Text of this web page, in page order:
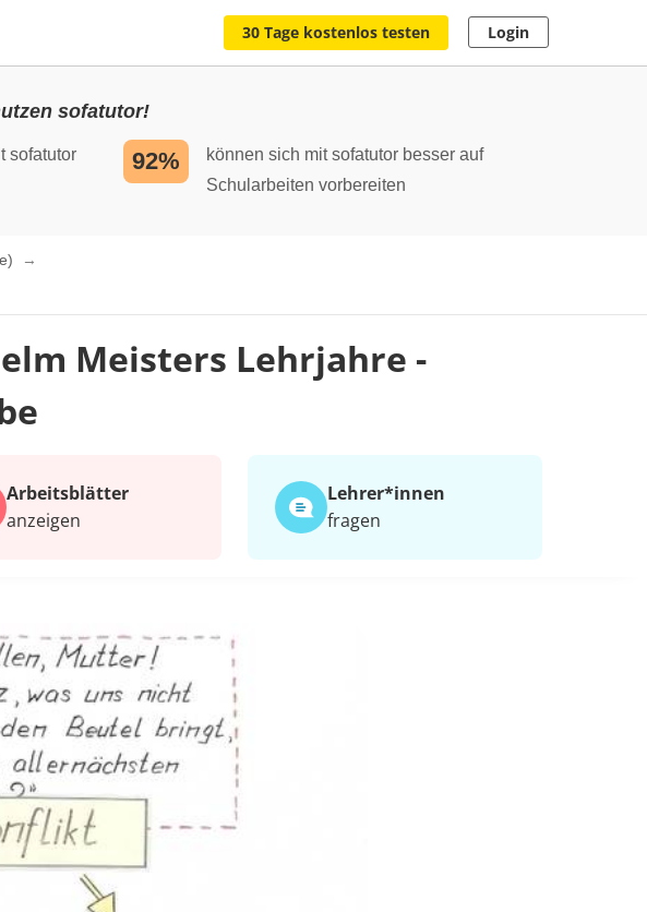
30 Tage kostenlos testen Login
sofatutor!
sofatutor
92%
können sich mit sofatutor besser auf
Schularbeiten vorbereiten
Meisters Lehrjahre -
Arbeits­blätter
anzeigen
Lehrer*​innen
fragen